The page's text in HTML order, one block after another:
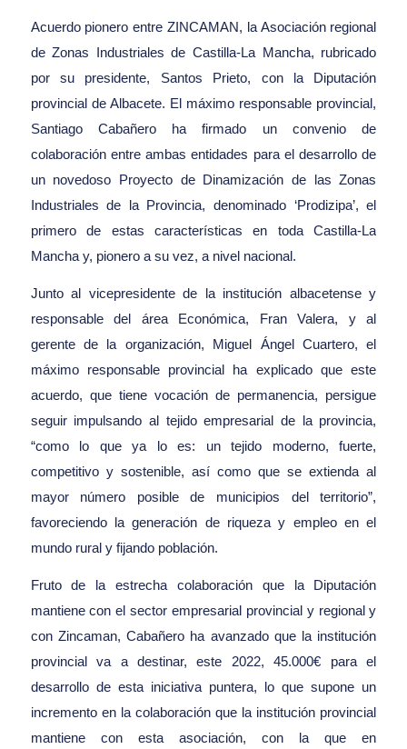
Acuerdo pionero entre ZINCAMAN, la Asociación regional
de Zonas Industriales de Castilla-La Mancha, rubricado
por su presidente, Santos Prieto, con la Diputación
provincial de Albacete. El máximo responsable provincial,
Santiago Cabañero ha firmado un convenio de
colaboración entre ambas entidades para el desarrollo de
un novedoso Proyecto de Dinamización de las Zonas
Industriales de la Provincia, denominado ‘Prodizipa’, el
primero de estas características en toda Castilla-La
Mancha y, pionero a su vez, a nivel nacional.
Junto al vicepresidente de la institución albacetense y
responsable del área Económica, Fran Valera, y al
gerente de la organización, Miguel Ángel Cuartero, el
máximo responsable provincial ha explicado que este
acuerdo, que tiene vocación de permanencia, persigue
seguir impulsando al tejido empresarial de la provincia,
“como lo que ya lo es: un tejido moderno, fuerte,
competitivo y sostenible, así como que se extienda al
mayor número posible de municipios del territorio”,
favoreciendo la generación de riqueza y empleo en el
mundo rural y fijando población.
Fruto de la estrecha colaboración que la Diputación
mantiene con el sector empresarial provincial y regional y
con Zincaman, Cabañero ha avanzado que la institución
provincial va a destinar, este 2022, 45.000€ para el
desarrollo de esta iniciativa puntera, lo que supone un
incremento en la colaboración que la institución provincial
mantiene con esta asociación, con la que en